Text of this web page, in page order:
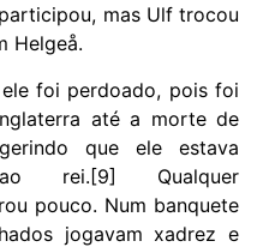
mas Ulf trocou
Helgeå.
foi perdoado, pois foi
até a morte de
que ele estava
rei.[9] Qualquer
pouco. Num banquete
jogavam xadrez e